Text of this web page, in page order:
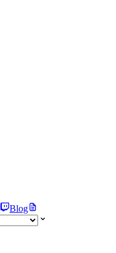
Blog